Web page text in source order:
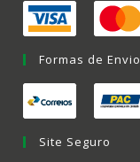
Formas de Envio
Site Seguro